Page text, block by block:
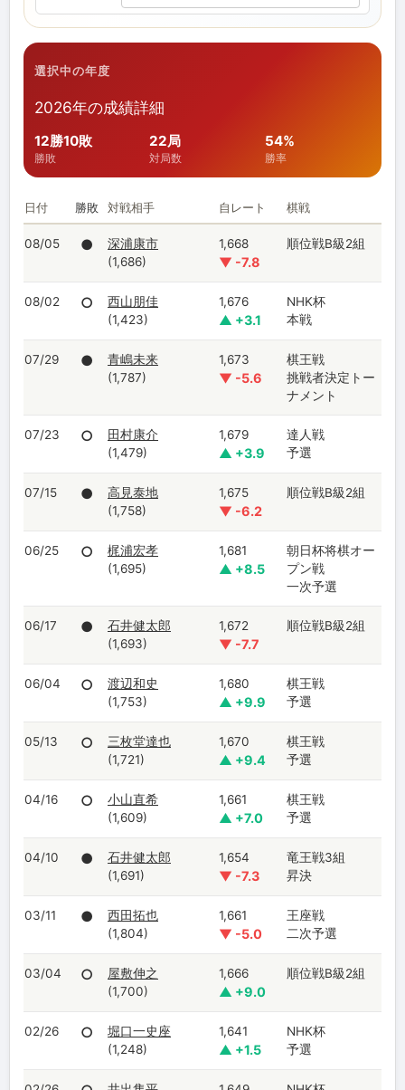
選択中の年度
2026年の成績詳細
12勝10敗
勝敗
22局
対局数
54%
勝率
日付 勝敗 対戦相手 自レート 棋戦
08/05 ●
深浦康市
(1,686)
1,668
▼ -7.8
順位戦B級2組
08/02 ○
西山朋佳
(1,423)
1,676
▲ +3.1
NHK杯
本戦
07/29 ●
青嶋未来
(1,787)
1,673
▼ -5.6
棋王戦
挑戦者決定トー
ナメント
07/23 ○
田村康介
(1,479)
1,679
▲ +3.9
達人戦
予選
07/15 ●
高見泰地
(1,758)
1,675
▼ -6.2
順位戦B級2組
06/25 ○
梶浦宏孝
(1,695)
1,681
▲ +8.5
朝日杯将棋オー
プン戦
一次予選
06/17 ●
石井健太郎
(1,693)
1,672
▼ -7.7
順位戦B級2組
06/04 ○
渡辺和史
(1,753)
1,680
▲ +9.9
棋王戦
予選
05/13 ○
三枚堂達也
(1,721)
1,670
▲ +9.4
棋王戦
予選
04/16 ○
小山直希
(1,609)
1,661
▲ +7.0
棋王戦
予選
04/10 ●
石井健太郎
(1,691)
1,654
▼ -7.3
竜王戦3組
昇決
03/11 ●
西田拓也
(1,804)
1,661
▼ -5.0
王座戦
二次予選
03/04 ○
屋敷伸之
(1,700)
1,666
▲ +9.0
順位戦B級2組
02/26 ○
堀口一史座
(1,248)
1,641
▲ +1.5
NHK杯
予選